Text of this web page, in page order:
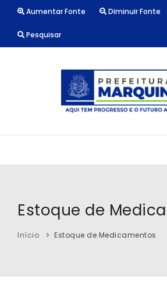
Aumentar Fonte Diminuir Fonte
Pesquisar
CONTATO
Estoque de
Início Estoque de Medicamentos